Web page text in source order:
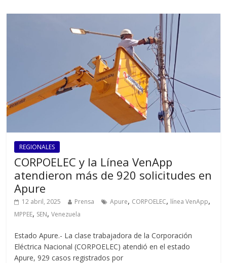
REGIONALES
CORPOELEC y la Línea VenApp
atendieron más de 920 solicitudes en
Apure
12 abril, 2025 Prensa Apure, CORPOELEC, línea VenApp,
MPPEE, SEN,Venezuela
Estado Apure.- La clase trabajadora de la Corporación
Eléctrica Nacional (CORPOELEC) atendió en el estado
Apure, 929 casos registrados por